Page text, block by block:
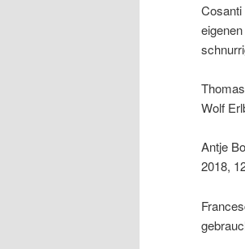
Cosanti
Wolf
Antje
2018,